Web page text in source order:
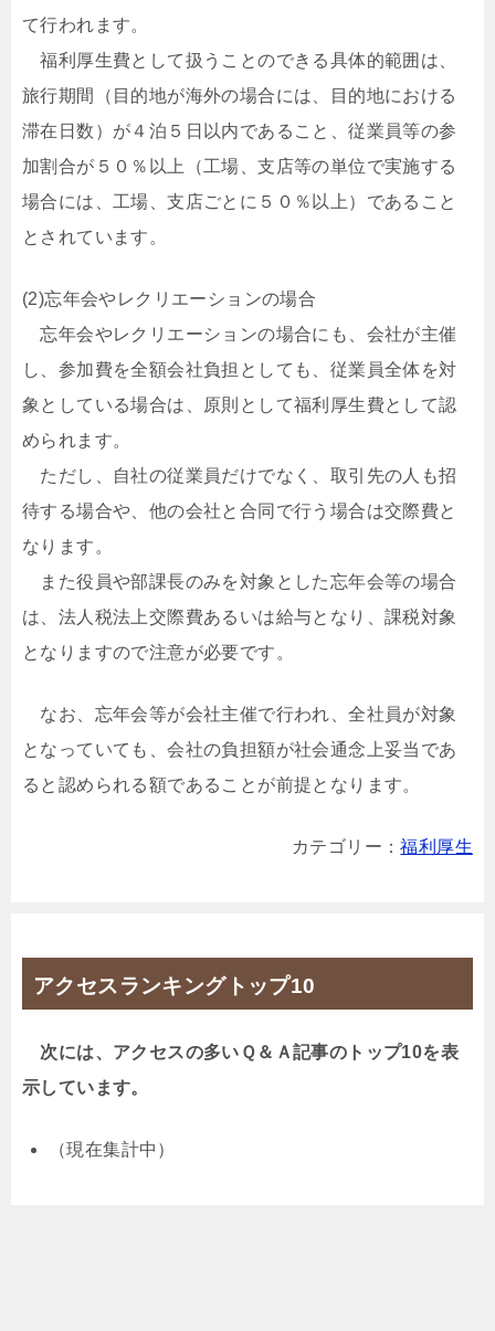
て行われます。
福利厚生費として扱うことのできる具体的範囲は、
旅行期間（目的地が海外の場合には、目的地における
滞在日数）が４泊５日以内であること、従業員等の参
加割合が５０％以上（工場、支店等の単位で実施する
場合には、工場、支店ごとに５０％以上）であること
とされています。
(2)忘年会やレクリエーションの場合
忘年会やレクリエーションの場合にも、会社が主催
し、参加費を全額会社負担としても、従業員全体を対
象としている場合は、原則として福利厚生費として認
められます。
ただし、自社の従業員だけでなく、取引先の人も招
待する場合や、他の会社と合同で行う場合は交際費と
なります。
また役員や部課長のみを対象とした忘年会等の場合
は、法人税法上交際費あるいは給与となり、課税対象
となりますので注意が必要です。
なお、忘年会等が会社主催で行われ、全社員が対象
となっていても、会社の負担額が社会通念上妥当であ
ると認められる額であることが前提となります。
カテゴリー：福利厚生
アクセスランキングトップ10
次には、アクセスの多いＱ＆Ａ記事のトップ10を表
示しています。
（現在集計中）